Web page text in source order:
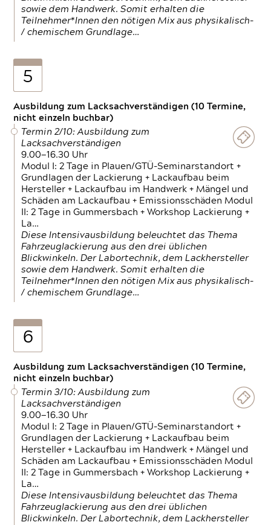
sowie dem Handwerk. Somit erhalten die
Teilnehmer*Innen den nötigen Mix aus physikalisch-
/ chemischem Grundlage…
5
Ausbildung zum Lacksachverständigen (10 Termine,
nicht einzeln buchbar)
Termin 2/10: Ausbildung zum
Lacksachverständigen
9.00—16.30 Uhr
Modul I: 2 Tage in Plauen/GTÜ-Seminarstandort +
Grundlagen der Lackierung + Lackaufbau beim
Hersteller + Lackaufbau im Handwerk + Mängel und
Schäden am Lackaufbau + Emissionsschäden Modul
II: 2 Tage in Gummersbach + Workshop Lackierung +
La…
Diese Intensivausbildung beleuchtet das Thema
Fahrzeuglackierung aus den drei üblichen
Blickwinkeln. Der Labortechnik, dem Lackhersteller
sowie dem Handwerk. Somit erhalten die
Teilnehmer*Innen den nötigen Mix aus physikalisch-
/ chemischem Grundlage…
6
Ausbildung zum Lacksachverständigen (10 Termine,
nicht einzeln buchbar)
Termin 3/10: Ausbildung zum
Lacksachverständigen
9.00—16.30 Uhr
Modul I: 2 Tage in Plauen/GTÜ-Seminarstandort +
Grundlagen der Lackierung + Lackaufbau beim
Hersteller + Lackaufbau im Handwerk + Mängel und
Schäden am Lackaufbau + Emissionsschäden Modul
II: 2 Tage in Gummersbach + Workshop Lackierung +
La…
Diese Intensivausbildung beleuchtet das Thema
Fahrzeuglackierung aus den drei üblichen
Blickwinkeln. Der Labortechnik, dem Lackhersteller